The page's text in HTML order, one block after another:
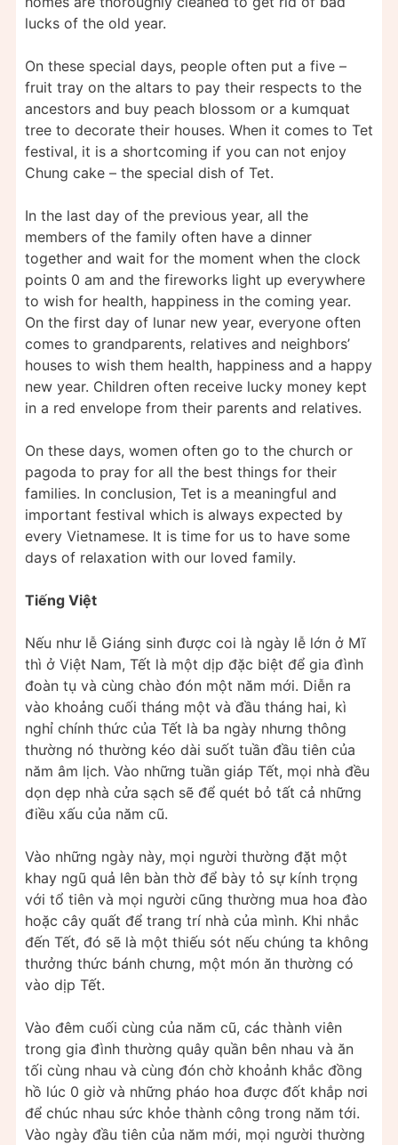
lucks of the old year.
On these special days, people often put a five –
fruit tray on the altars to pay their respects to the
ancestors and buy peach blossom or a kumquat
tree to decorate their houses. When it comes to Tet
festival, it is a shortcoming if you can not enjoy
Chung cake – the special dish of Tet.
In the last day of the previous year, all the
members of the family often have a dinner
together and wait for the moment when the clock
points 0 am and the fireworks light up everywhere
to wish for health, happiness in the coming year.
On the first day of lunar new year, everyone often
comes to grandparents, relatives and neighbors’
houses to wish them health, happiness and a happy
new year. Children often receive lucky money kept
in a red envelope from their parents and relatives.
On these days, women often go to the church or
pagoda to pray for all the best things for their
families. In conclusion, Tet is a meaningful and
important festival which is always expected by
every Vietnamese. It is time for us to have some
days of relaxation with our loved family.
Tiếng Việt
Nếu như lễ Giáng sinh được coi là ngày lễ lớn ở Mĩ
thì ở Việt Nam, Tết là một dịp đặc biệt để gia đình
đoàn tụ và cùng chào đón một năm mới. Diễn ra
vào khoảng cuối tháng một và đầu tháng hai, kì
nghỉ chính thức của Tết là ba ngày nhưng thông
thường nó thường kéo dài suốt tuần đầu tiên của
năm âm lịch. Vào những tuần giáp Tết, mọi nhà đều
dọn dẹp nhà cửa sạch sẽ để quét bỏ tất cả những
điều xấu của năm cũ.
Vào những ngày này, mọi người thường đặt một
khay ngũ quả lên bàn thờ để bày tỏ sự kính trọng
với tổ tiên và mọi người cũng thường mua hoa đào
hoặc cây quất để trang trí nhà của mình. Khi nhắc
đến Tết, đó sẽ là một thiếu sót nếu chúng ta không
thưởng thức bánh chưng, một món ăn thường có
vào dịp Tết.
Vào đêm cuối cùng của năm cũ, các thành viên
trong gia đình thường quây quần bên nhau và ăn
tối cùng nhau và cùng đón chờ khoảnh khắc đồng
hồ lúc 0 giờ và những pháo hoa được đốt khắp nơi
để chúc nhau sức khỏe thành công trong năm tới.
Vào ngày đầu tiên của năm mới, mọi người thường